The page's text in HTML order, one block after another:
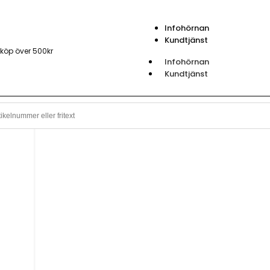
över 500kr
Infohörnan
Kundtjänst
Infohörnan
Kundtjänst